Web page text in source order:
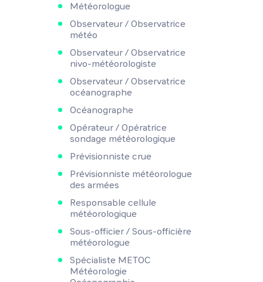
Météorologue
Observateur / Observatrice
météo
Observateur / Observatrice
nivo-météorologiste
Observateur / Observatrice
océanographe
Océanographe
Opérateur / Opératrice
sondage météorologique
Prévisionniste crue
Prévisionniste météorologue
des armées
Responsable cellule
météorologique
Sous-officier / Sous-officière
météorologue
Spécialiste METOC
Météorologie